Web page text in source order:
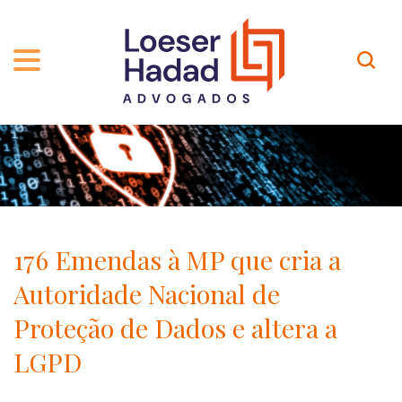
QUEM SOMOS
TRAJETÓRIA
INCLUSÃO E DIVERSIDADE
PRÊMIOS
NOSSA EQUIPE
ÁREAS DE ATUAÇÃO
PROFISSIONAIS
CARREIRA
Contato
Localização
EN-US
176 Emendas à MP que cria a
Autoridade Nacional de
Proteção de Dados e altera a
LGPD